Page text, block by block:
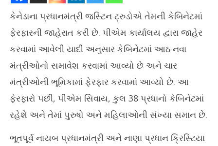
NOW VIEWING
કેનેડા : પ્રધાનમંત્રીએ કેબિનેટમાં ફેરબદલ કર્યો, આઠ નવા મંત્રીઓનો
સમાવેશ
December
કેનેડાના પ્રધાનમંત્રી જસ્ટિન ટ્રુડોએ તેમની કેબિનેટમાં
ફેરફારની જાહેરાત કરી છે. પીએમ કાર્યાલય દ્વારા જાહેર
કરવામાં આવેલી યાદી અનુસાર કેબિનેટમાં આઠ નવા
મંત્રીઓનો સમાવેશ કરવામાં આવ્યો છે અને ચાર
મંત્રીઓની ભૂમિકામાં ફેરફાર કરવામાં આવ્યો છે. આ
ફેરફારો પછી, પીએમ સિવાય, કુલ 38 પ્રધાનો કેબિનેટમાં
રહેશે અને તેમાં પુરુષો અને મહિલાઓની સંખ્યા સમાન છે.
ભૂતપૂર્વ નાયબ પ્રધાનમંત્રી અને નાણા પ્રધાન ક્રિસ્ટિયા